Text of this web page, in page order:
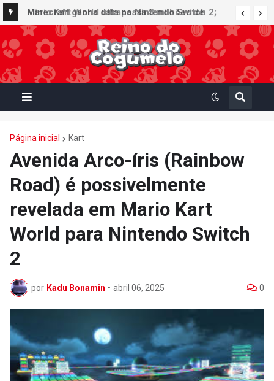
Minecraft ganha data no Nintendo Switch 2;
Super Mario Mash-Up receberá atualização
gráfica exclusiva
Página inicial Kart
Avenida Arco-íris (Rainbow
Road) é possivelmente
revelada em Mario Kart
World para Nintendo Switch
2
por Kadu Bonamin • abril 06, 2025 0